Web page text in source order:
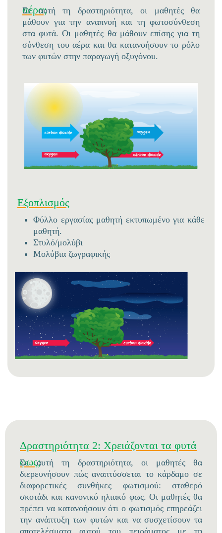
αέρα;
Σε αυτή τη δραστηριότητα, οι μαθητές θα
μάθουν για την αναπνοή και τη φωτοσύνθεση
στα φυτά. Οι μαθητές θα μάθουν επίσης για τη
σύνθεση του αέρα και θα κατανοήσουν το ρόλο
των φυτών στην παραγωγή οξυγόνου.
Εξοπλισμός
Φύλλο εργασίας μαθητή εκτυπωμένο για κάθε
μαθητή.
Στυλό/μολύβι
Μολύβια ζωγραφικής
Δραστηριότητα 2: Χρειάζονται τα φυτά
φως;
Σε αυτή τη δραστηριότητα, οι μαθητές θα
διερευνήσουν πώς αναπτύσσεται το κάρδαμο σε
διαφορετικές συνθήκες φωτισμού: σταθερό
σκοτάδι και κανονικό ηλιακό φως. Οι μαθητές θα
πρέπει να κατανοήσουν ότι ο φωτισμός επηρεάζει
την ανάπτυξη των φυτών και να συσχετίσουν τα
αποτελέσματα αυτού του πειράματος με τη